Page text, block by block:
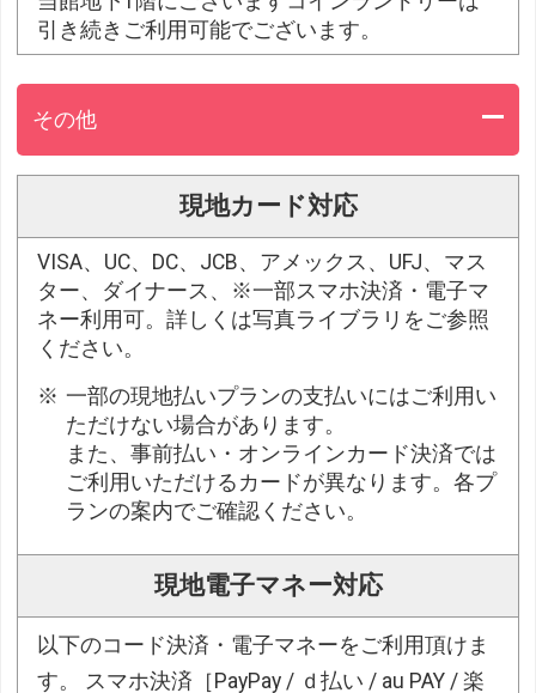
引き続きご利用可能でございます。
その他
現地カード対応
VISA、UC、DC、JCB、アメックス、UFJ、マス
ター、ダイナース、※一部スマホ決済・電子マ
ネー利用可。詳しくは写真ライブラリをご参照
ください。
一部の現地払いプランの支払いにはご利用い
ただけない場合があります。
また、事前払い・オンラインカード決済では
ご利用いただけるカードが異なります。各プ
ランの案内でご確認ください。
現地電子マネー対応
以下のコード決済・電子マネーをご利用頂けま
す。 スマホ決済［PayPay / ｄ払い / au PAY / 楽